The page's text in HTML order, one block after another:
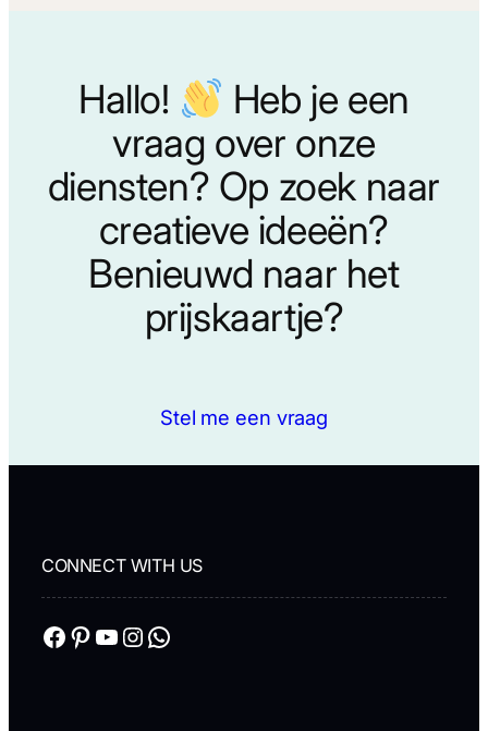
Hallo!
Heb je een
vraag over onze
diensten? Op zoek naar
creatieve ideeën?
Benieuwd naar het
prijskaartje?
Stel me een vraag
CONNECT WITH US
Facebook Pinterest YouTube Instagram WhatsApp